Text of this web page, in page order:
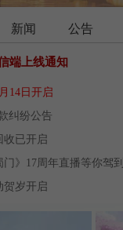
新闻 公告
端上线通知
14日开启
纠纷公告
收已开启
》17周年直播等你驾到
贺岁开启